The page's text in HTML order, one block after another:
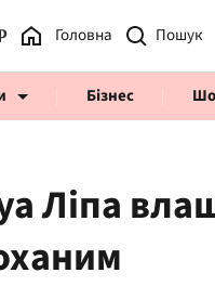
Головна
Бізнес
Ліпа